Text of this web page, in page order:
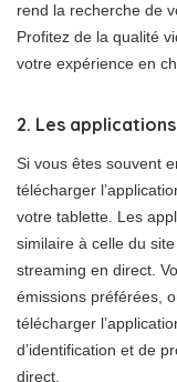
rend la recherche de
Profitez de la qualité
votre expérience en
2. Les
Si vous êtes souvent
télécharger
votre tablette. Les
similaire à celle du
streaming en direct.
émissions préférées,
télécharger
d’identification et de
direct.